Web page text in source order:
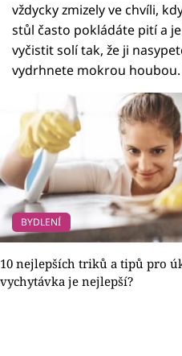
vždycky zmizely ve chvíli,
stůl často pokládáte pití a
vyčistit solí tak, že ji
vydrhnete mokrou
BYDLENÍ
10 nejlepších triků a tipů pro
vychytávka je nejlepší?